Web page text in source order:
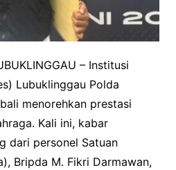
– Institusi
Lubuklinggau Polda
menorehkan prestasi
Kali ini, kabar
dari personel Satuan
Bripda M. Fikri Darmawan,